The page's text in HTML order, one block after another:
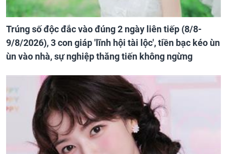
Trúng số độc đắc vào đúng 2 ngày liên tiếp (8/8-
9/8/2026), 3 con giáp 'lĩnh hội tài lộc', tiền bạc kéo ùn
ùn vào nhà, sự nghiệp thăng tiến không ngừng